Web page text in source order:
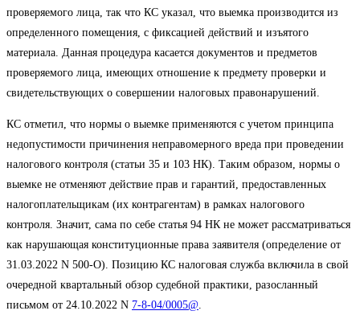
проверяемого лица, так что КС указал, что выемка производится из
определенного помещения, с фиксацией действий и изъятого
материала. Данная процедура касается документов и предметов
проверяемого лица, имеющих отношение к предмету проверки и
свидетельствующих о совершении налоговых правонарушений.
КС отметил, что нормы о выемке применяются с учетом принципа
недопустимости причинения неправомерного вреда при проведении
налогового контроля (статьи 35 и 103 НК). Таким образом, нормы о
выемке не отменяют действие прав и гарантий, предоставленных
налогоплательщикам (их контрагентам) в рамках налогового
контроля. Значит, сама по себе статья 94 НК не может рассматриваться
как нарушающая конституционные права заявителя (определение от
31.03.2022 N 500-О). Позицию КС налоговая служба включила в свой
очередной квартальный обзор судебной практики, разосланный
письмом от 24.10.2022 N 7-8-04/0005@